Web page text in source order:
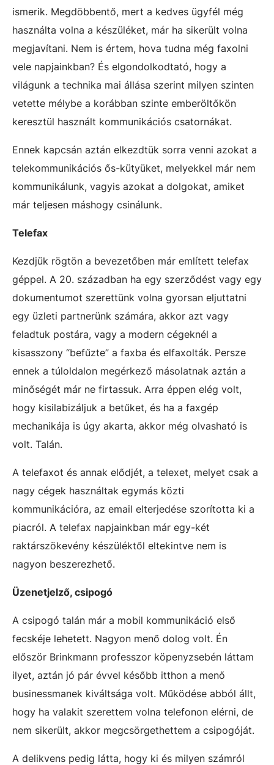
ismerik. Megdöbbentő, mert a kedves ügyfél még
használta volna a készüléket, már ha sikerült volna
megjavítani. Nem is értem, hova tudna még faxolni
vele napjainkban? És elgondolkodtató, hogy a
világunk a technika mai állása szerint milyen szinten
vetette mélybe a korábban szinte emberöltőkön
keresztül használt kommunikációs csatornákat.
Ennek kapcsán aztán elkezdtük sorra venni azokat a
telekommunikációs ős-kütyüket, melyekkel már nem
kommunikálunk, vagyis azokat a dolgokat, amiket
már teljesen máshogy csinálunk.
Telefax
Kezdjük rögtön a bevezetőben már említett telefax
géppel. A 20. században ha egy szerződést vagy egy
dokumentumot szerettünk volna gyorsan eljuttatni
egy üzleti partnerünk számára, akkor azt vagy
feladtuk postára, vagy a modern cégeknél a
kisasszony “befűzte” a faxba és elfaxolták. Persze
ennek a túloldalon megérkező másolatnak aztán a
minőségét már ne firtassuk. Arra éppen elég volt,
hogy kisilabizáljuk a betűket, és ha a faxgép
mechanikája is úgy akarta, akkor még olvasható is
volt. Talán.
A telefaxot és annak elődjét, a telexet, melyet csak a
nagy cégek használtak egymás közti
kommunikációra, az email elterjedése szorította ki a
piacról. A telefax napjainkban már egy-két
raktárszökevény készüléktől eltekintve nem is
nagyon beszerezhető.
Üzenetjelző, csipogó
A csipogó talán már a mobil kommunikáció első
fecskéje lehetett. Nagyon menő dolog volt. Én
először Brinkmann professzor köpenyzsebén láttam
ilyet, aztán jó pár évvel később itthon a menő
businessmanek kiváltsága volt. Működése abból állt,
hogy ha valakit szerettem volna telefonon elérni, de
nem sikerült, akkor megcsörgethettem a csipogóját.
A delikvens pedig látta, hogy ki és milyen számról